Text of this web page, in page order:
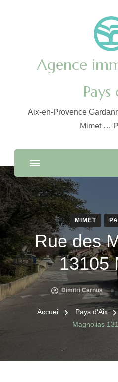
Agence
Pays
Aix-en-Provence
Mimet …
MIMET
Rue des
13105
Dimitri Carnus
Accueil Pays d'Aix
Magnolias